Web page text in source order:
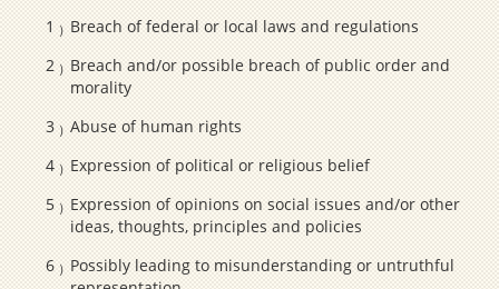
Breach of federal or local laws and regulations
Breach and/or possible breach of public order and
morality
Abuse of human rights
Expression of political or religious belief
Expression of opinions on social issues and/or other
ideas, thoughts, principles and policies
Possibly leading to misunderstanding or untruthful